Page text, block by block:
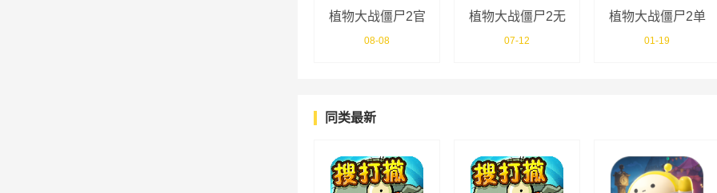
植物大战僵尸2官
方版
08-08
植物大战僵尸2无
限钻石植物全5阶
07-12
植物大战僵尸2单
机版汉化版
01-19
同类最新